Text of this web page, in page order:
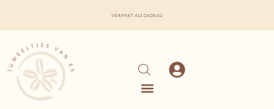
verpakt als cadeau